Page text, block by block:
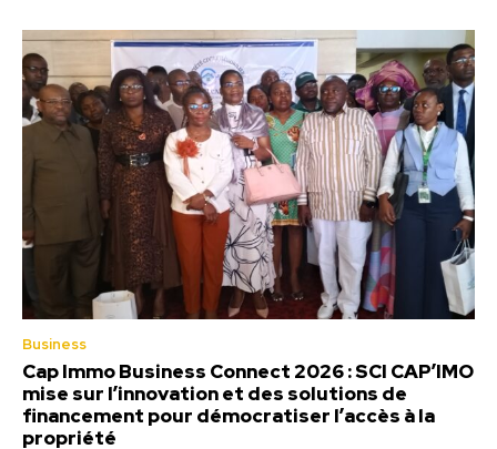
Business
Cap Immo Business Connect 2026 : SCI CAP’IMO
mise sur l’innovation et des solutions de
financement pour démocratiser l’accès à la
propriété